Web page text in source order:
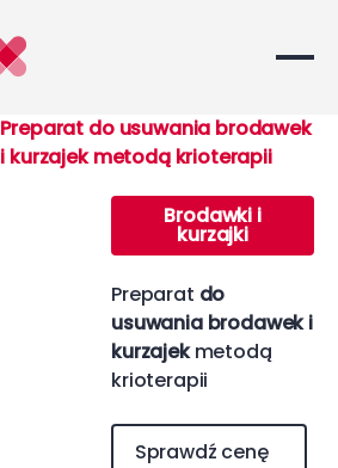
Preparat do usuwania brodawek
i kurzajek metodą krioterapii
Brodawki i
kurzajki
Preparat do
usuwania brodawek i
kurzajekmetodą
krioterapii
Sprawdź cenę
Sprawdź cenę